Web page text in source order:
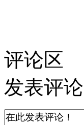
评论区
发表评论